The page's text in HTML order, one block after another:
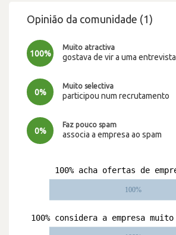
Opinião da comunidade (1)
100%
Muito atractiva
gostava de vir a uma entrevista
0%
Muito selectiva
participou num recrutamento
0%
Faz pouco spam
associa a empresa ao spam